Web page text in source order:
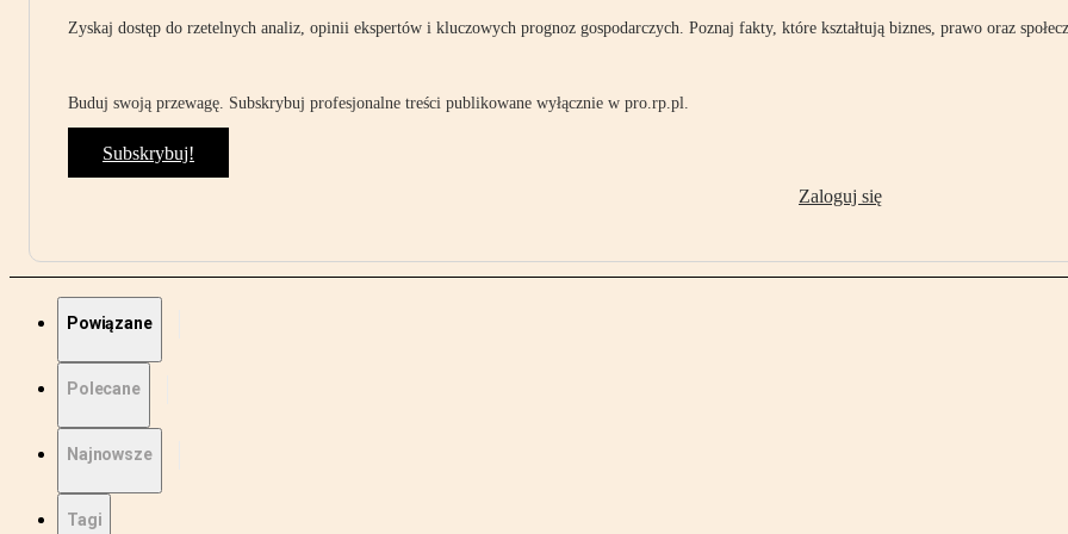
Zyskaj dostęp do rzetelnych analiz, opinii ekspertów i kluczowych prognoz gospodarczych. Poznaj fakty, które kształtują biznes, prawo oraz
Buduj swoją przewagę. Subskrybuj profesjonalne treści publikowane wyłącznie w pro.rp.pl.
Subskrybuj!
Zaloguj się
Powiązane
Polecane
Najnowsze
Tagi